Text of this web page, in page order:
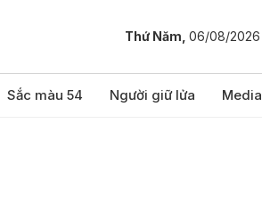
Thứ Năm, 06/08/2026
Sắc màu 54 Người giữ lửa Media